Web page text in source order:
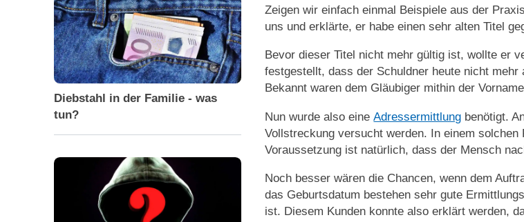
Diebstahl in der Familie - was
tun?
Zeigen wir einfach einmal Beispiele aus der
uns und erklärte, er habe einen sehr alten Titel
Bevor dieser Titel nicht mehr gültig ist, wollte er
festgestellt, dass der Schuldner heute nicht
Bekannt waren dem Gläubiger mithin der
Nun wurde also eineAdressermittlung benötigt.
Vollstreckung versucht werden. In einem
Voraussetzung ist natürlich, dass der Mensch
Noch besser wären die Chancen, wenn dem
das Geburtsdatum bestehen sehr gute
ist. Diesem Kunden konnte also erklärt werden,